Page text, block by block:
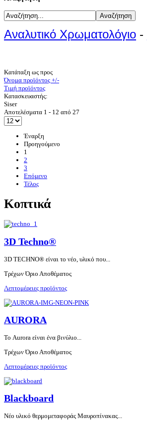
Αναλυτικό Χρωματολόγιο -
Κατάταξη ως προς
Όνομα προϊόντος +/-
Τιμή προϊόντος
Κατασκευαστής:
Siser
Αποτελέσματα 1 - 12 από 27
Έναρξη
Προηγούμενο
1
2
3
Επόμενο
Τέλος
Κοπτικά
3D Techno®
3D TECHNO® είναι το νέο, υλικό που...
Τρέχων Όριο Αποθέματος
Λεπτομέρειες προϊόντος
AURORA
Το Aurora είναι ένα βινύλιο...
Τρέχων Όριο Αποθέματος
Λεπτομέρειες προϊόντος
Blackboard
Νέο υλικό θερμομεταφοράς Μαυροπίνακας...